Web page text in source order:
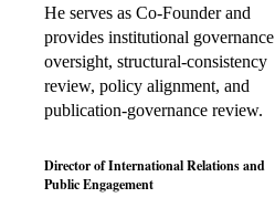
He serves as Co-Founder and
provides institutional governance
oversight, structural-consistency
review, policy alignment, and
publication-governance review.
Director of International Relations and
Public Engagement